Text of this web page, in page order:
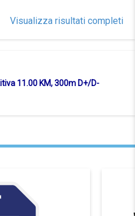
Visualizza risultati completi
11.00 KM, 300m D+/D-